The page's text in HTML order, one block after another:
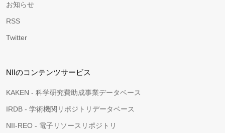
お知らせ
RSS
Twitter
NIIのコンテンツサービス
KAKEN - 科学研究費助成事業データベース
IRDB - 学術機関リポジトリデータベース
NII-REO - 電子リソースリポジトリ